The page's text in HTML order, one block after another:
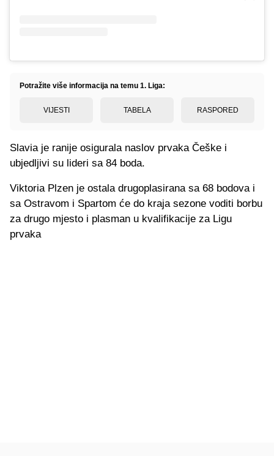
Potražite više informacija na temu 1. Liga:
VIJESTI TABELA RASPORED
Slavia je ranije osigurala naslov prvaka Češke i
ubjedljivi su lideri sa 84 boda.
Viktoria Plzen je ostala drugoplasirana sa 68 bodova i
sa Ostravom i Spartom će do kraja sezone voditi borbu
za drugo mjesto i plasman u kvalifikacije za Ligu
prvaka